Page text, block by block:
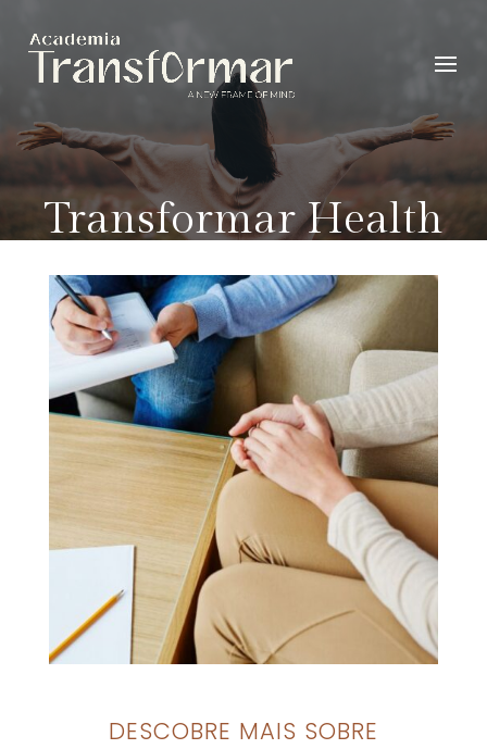
Transformar Health
DESCOBRE MAIS SOBRE